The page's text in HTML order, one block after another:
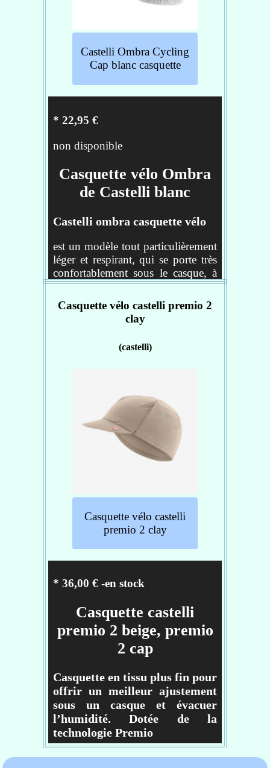
35°C ;
Poids (fabricant) : 25 g
Réf : 4516043-001
Castelli Ombra Cycling
Cap blanc casquette
* 22,95 €
non disponible
Casquette vélo Ombra
de Castelli blanc
Castelli ombra casquette vélo
est un modèle tout particulièrement
léger et respirant, qui se porte très
confortablement sous le casque, à
la belle saison.
Elle utilise un tissu hautement
respirant en maille qui permet de
et d'évacuer efficacement la
Caractéristiques :
Couleur : blanc
Saison : Printemps/Été
Casquette vélo castelli premio 2
clay
(castelli)
Casquette vélo castelli
premio 2 clay
* 36,00 € -en stock
Casquette castelli
premio 2 beige, premio
2 cap
Casquette en tissu plus fin pour
offrir un meilleur ajustement
sous un casque et évacuer
l’humidité. Dotée de la
technologie Premio
Caractéristiques du produit